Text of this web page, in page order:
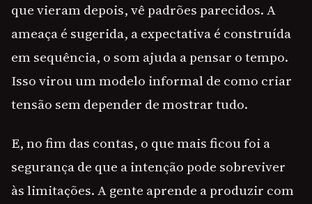
que vieram depois, vê padrões parecidos. A
ameaça é sugerida, a expectativa é construída
em sequência, o som ajuda a pensar o tempo.
Isso virou um modelo informal de como criar
tensão sem depender de mostrar tudo.
E, no fim das contas, o que mais ficou foi a
segurança de que a intenção pode sobreviver
às limitações. A gente aprende a produzir com